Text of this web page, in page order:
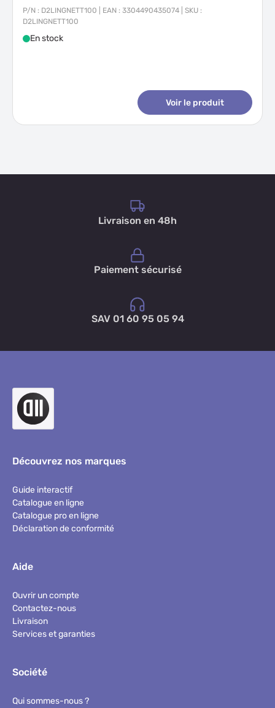
P/N : D2LINGNETT100 | EAN : 3304490435074 | SKU :
D2LINGNETT100
En stock
Voir le produit
Livraison en 48h
Paiement sécurisé
SAV 01 60 95 05 94
Découvrez nos marques
Guide interactif
Catalogue en ligne
Catalogue pro en ligne
Déclaration de conformité
Aide
Ouvrir un compte
Contactez-nous
Livraison
Services et garanties
Société
Qui sommes-nous ?